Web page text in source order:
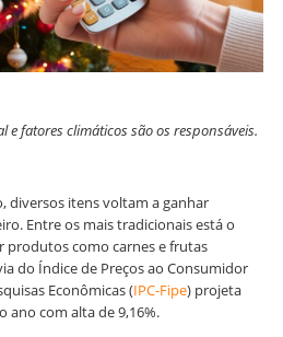
e fatores climáticos são os responsáveis.
diversos itens voltam a ganhar
Entre os mais tradicionais está o
como carnes e frutas
do Índice de Preços ao Consumidor
Econômicas (IPC-Fipe) projeta
ano com alta de 9,16%.